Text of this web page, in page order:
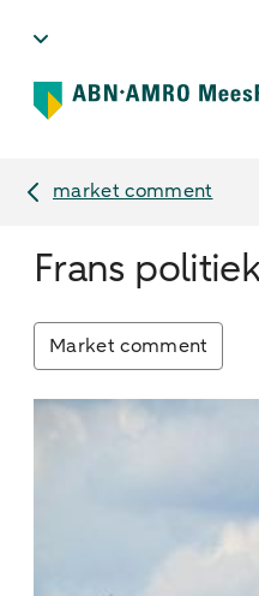
market comment
Frans
Market comment